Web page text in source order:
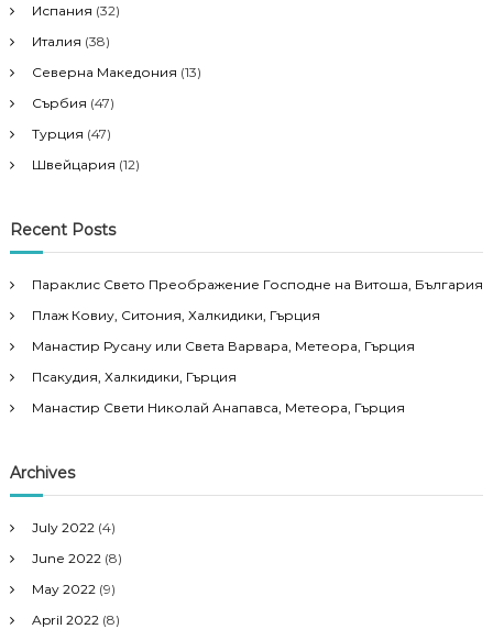
Испания (32)
Италия (38)
Северна Македония (13)
Сърбия (47)
Турция (47)
Швейцария (12)
Recent Posts
Параклис Свето Преображение Господне на Витоша, България
Плаж Ковиу, Ситония, Халкидики, Гърция
Манастир Русану или Света Варвара, Метеора, Гърция
Псакудия, Халкидики, Гърция
Манастир Свети Николай Анапавса, Метеора, Гърция
Archives
July 2022 (4)
June 2022 (8)
May 2022 (9)
April 2022 (8)